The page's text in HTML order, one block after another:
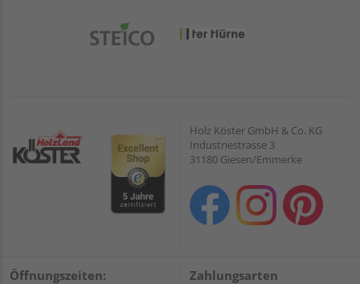
Holz Köster GmbH & Co. KG
Industriestrasse 3
31180 Giesen/Emmerke
Öffnungszeiten: Zahlungsarten